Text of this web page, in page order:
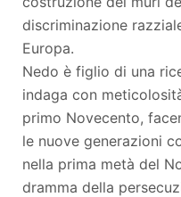
discriminazione
Europa.
Nedo è figlio di una
indaga con
primo Novecento,
le nuove generazioni
nella prima metà del
dramma della